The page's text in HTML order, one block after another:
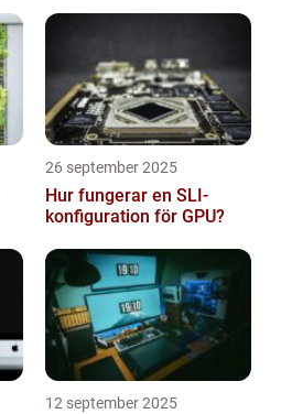
26 september 2025
Hur fungerar en SLI-
konfiguration för GPU?
12 september 2025